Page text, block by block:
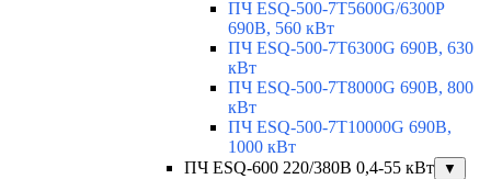
ПЧ ESQ-500-7T5600G/6300P
690В, 560 кВт
ПЧ ESQ-500-7T6300G 690В, 630
кВт
ПЧ ESQ-500-7T8000G 690В, 800
кВт
ПЧ ESQ-500-7T10000G 690В,
1000 кВт
ПЧ ESQ-600 220/380В 0,4-55 кВт
▼